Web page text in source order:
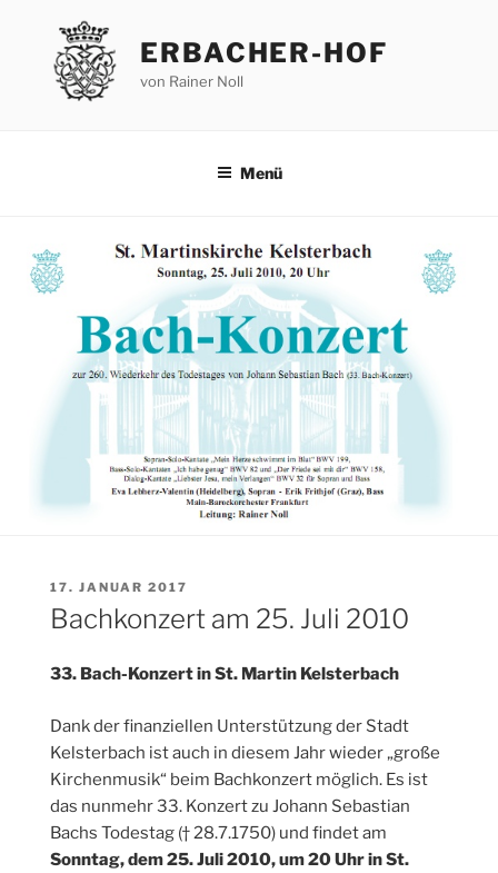
springen
ERBACHER-HOF
von Rainer Noll
Menü
VERÖFFENTLICHT
AM
17. JANUAR 2017
Bachkonzert am 25. Juli 2010
33. Bach-Konzert in St. Martin Kelsterbach
Dank der finanziellen Unterstützung der Stadt
Kelsterbach ist auch in diesem Jahr wieder „große
Kirchenmusik“ beim Bachkonzert möglich. Es ist
das nunmehr 33. Konzert zu Johann Sebastian
Bachs Todestag († 28.7.1750) und findet am
Sonntag, dem 25. Juli 2010, um 20 Uhr in St.